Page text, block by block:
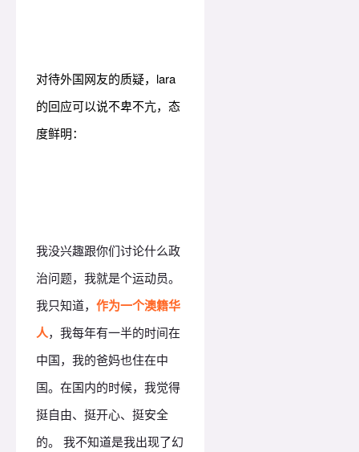
对待外国网友的质疑，lara
的回应可以说不卑不亢，态
度鲜明：
我没兴趣跟你们讨论什么政
治问题，我就是个运动员。
我只知道， 作为一个澳籍华
人，我每年有一半的时间在
中国，我的爸妈也住在中
国。在国内的时候，我觉得
挺自由、挺开心、挺安全
的。
我不知道是我出现了幻